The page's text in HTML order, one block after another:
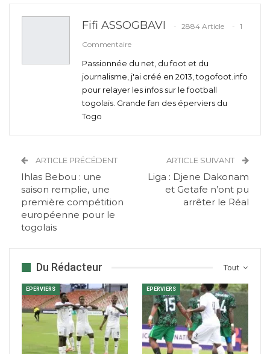
Fifi ASSOGBAVI 2884 Article
1
Commentaire
Passionnée du net, du foot et du
journalisme, j'ai créé en 2013, togofoot.info
pour relayer les infos sur le football
togolais. Grande fan des éperviers du
Togo
ARTICLE PRÉCÉDENT
Ihlas Bebou : une
saison remplie, une
première compétition
européenne pour le
togolais
ARTICLE SUIVANT
Liga : Djene Dakonam
et Getafe n’ont pu
arrêter le Réal
Tout
Du Rédacteur
EPERVIERS EPERVIERS